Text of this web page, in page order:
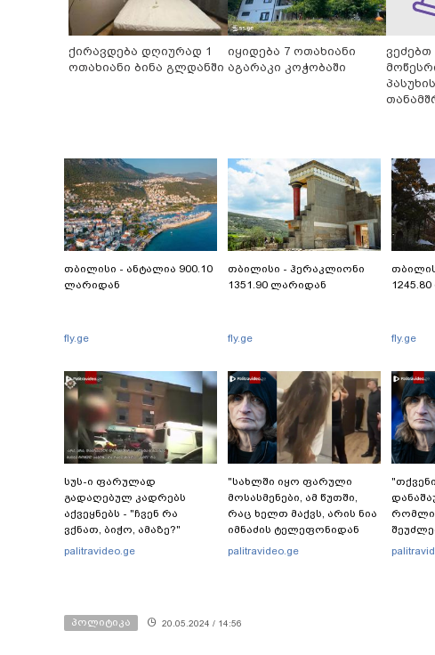
ქირავდება დღიურად 1
ოთახიანი ბინა გლდანში
იყიდება 7 ოთახიანი
აგარაკი კოჭობაში
თბილისი - ანტალია 900.10
ლარიდან
fly.ge
თბილისი - ჰერაკლიონი
1351.90 ლარიდან
fly.ge fly.ge
სუს-ი ფარულად
გადაღებულ კადრებს
აქვეყნებს - "ჩვენ რა
ვქნათ, ბიჭო, ამაზე?"
palitravideo.ge
"სახლში იყო ფარული
მოსასმენები, ამ წუთში,
რაც ხელთ მაქვს, არის ნია
იმნაძის ტელეფონიდან
აღდგენილი მასალები,
palitravideo.ge
რებ
პოლიტიკა 20.05.2024 / 14:56